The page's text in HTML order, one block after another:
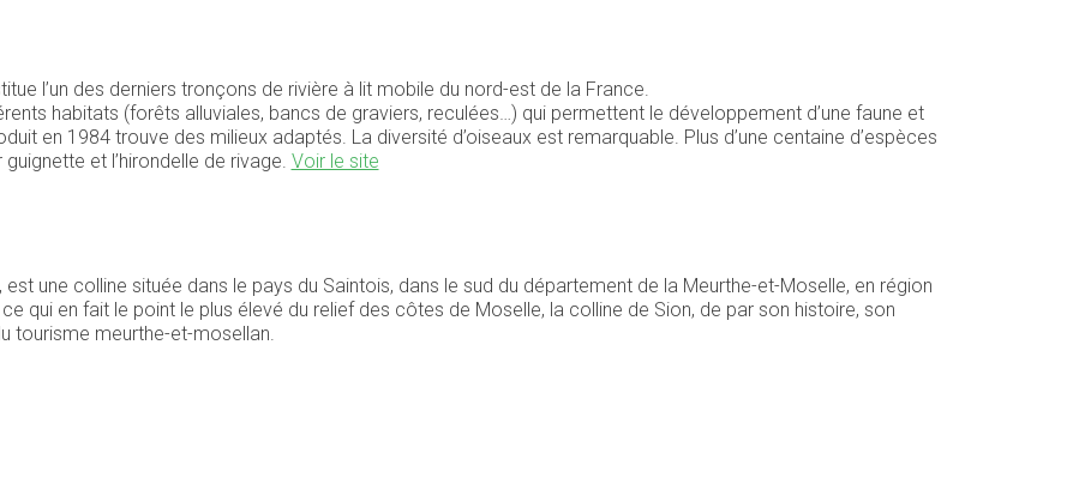
l’un des derniers tronçons de rivière à lit mobile du nord-est de la France.
habitats (forêts alluviales, bancs de graviers, reculées…) qui permettent le développement d’une faune et
en 1984 trouve des milieux adaptés. La diversité d’oiseaux est remarquable. Plus d’une centaine d’espèces
et l’hirondelle de rivage. Voir le site
une colline située dans le pays du Saintois, dans le sud du département de la Meurthe-et-Moselle, en région
qui en fait le point le plus élevé du relief des côtes de Moselle, la colline de Sion, de par son histoire, son
tourisme meurthe-et-mosellan.